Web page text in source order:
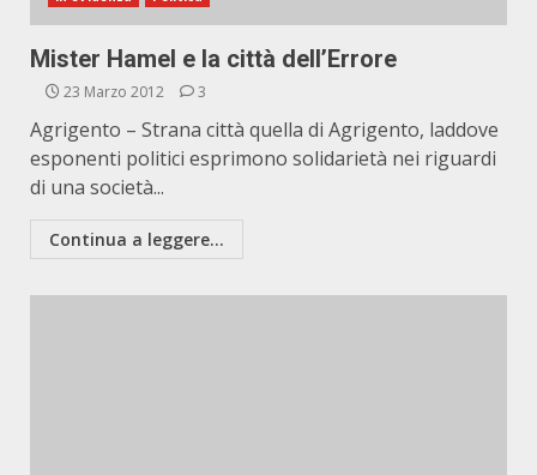
Mister Hamel e la città dell’Errore
23 Marzo 2012 3
Agrigento – Strana città quella di Agrigento, laddove
esponenti politici esprimono solidarietà nei riguardi
di una società...
Continua a leggere...